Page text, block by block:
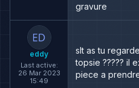
gravure
eddy
Last active:
26 Mar 2023
15:49
slt as tu
topsie ????? il
piece a